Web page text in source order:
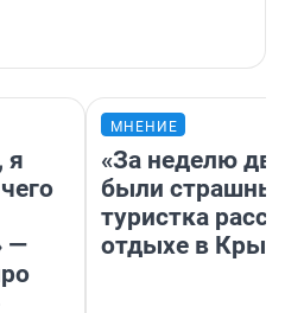
я
—
МНЕНИЕ
«За неделю
были
туристка
отдыхе в